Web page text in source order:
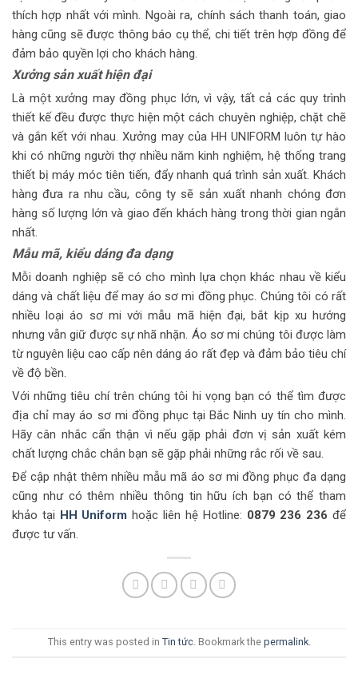
thích hợp nhất với mình. Ngoài ra, chính sách thanh toán, giao
hàng cũng sẽ được thông báo cụ thể, chi tiết trên hợp đồng để
đảm bảo quyền lợi cho khách hàng.
Xưởngsản xuất hiện đại
Là một xưởng may đồng phục lớn, vì vậy, tất cả các quy trình
thiết kế đều được thực hiện một cách chuyên nghiệp, chặt chẽ
và gắn kết với nhau. Xưởng may của HH UNIFORM luôn tự hào
khi có những người thợ nhiều năm kinh nghiệm, hệ thống trang
thiết bị máy móc tiên tiến, đẩy nhanh quá trình sản xuất. Khách
hàng đưa ra nhu cầu, công ty sẽ sản xuất nhanh chóng đơn
hàng số lượng lớn và giao đến khách hàng trong thời gian ngắn
nhất.
Mẫu mã, kiểu dáng đa dạng
Mỗi doanh nghiệp sẽ có cho mình lựa chọn khác nhau về kiểu
dáng và chất liệu để may áo sơ mi đồng phục. Chúng tôi có rất
nhiều loại áo sơ mi với mẫu mã hiện đại, bắt kịp xu hướng
nhưng vẫn giữ được sự nhã nhặn. Áo sơ mi chúng tôi được làm
từ nguyên liệu cao cấp nên dáng áo rất đẹp và đảm bảo tiêu chí
về độ bền.
Với những tiêu chí trên chúng tôi hi vọng bạn có thể tìm được
địa chỉ may áo sơ mi đồng phục tại Bắc Ninh uy tín cho mình.
Hãy cân nhắc cẩn thận vì nếu gặp phải đơn vị sản xuất kém
chất lượng chắc chắn bạn sẽ gặp phải những rắc rối về sau.
Để cập nhật thêm nhiều mẫu mã áo sơ mi đồng phục đa dạng
cũng như có thêm nhiều thông tin hữu ích bạn có thể tham
khảo tại HH Uniform hoặc liên hệ Hotline: 0879 236 236 để
được tư vấn.
This entry was posted in Tin tức. Bookmark the permalink.